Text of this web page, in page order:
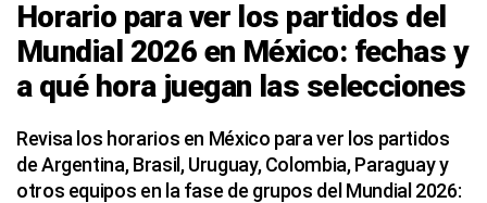
Horario para ver los partidos del
Mundial 2026 en México: fechas y
a qué hora juegan las selecciones
Revisa los horarios en México para ver los partidos
de Argentina, Brasil, Uruguay, Colombia, Paraguay y
otros equipos en la fase de grupos del Mundial 2026: